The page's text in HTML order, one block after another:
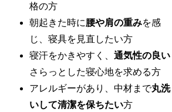
格の方
朝起きた時に腰や肩の重みを感
じ、寝具を見直したい方
寝汗をかきやすく、通気性の良い
さらっとした寝心地を求める方
アレルギーがあり、中材まで丸洗
いして清潔を保ちたい方